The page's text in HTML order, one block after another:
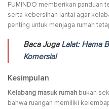
FUMINDO memberikan panduan
serta kebersihan lantai agar
penting untuk menjaga rumah
Baca Juga Lalat: Hama
Komersial
Kesimpulan
Kelabang masuk rumah bukan
bahwa ruangan memiliki